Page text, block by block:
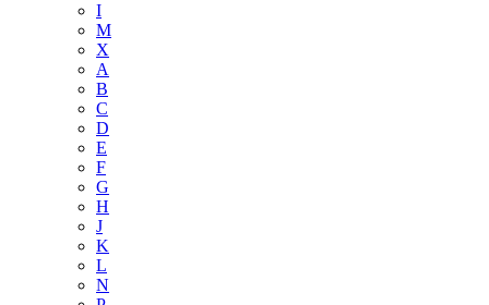
I
M
X
A
B
C
D
E
F
G
H
J
K
L
N